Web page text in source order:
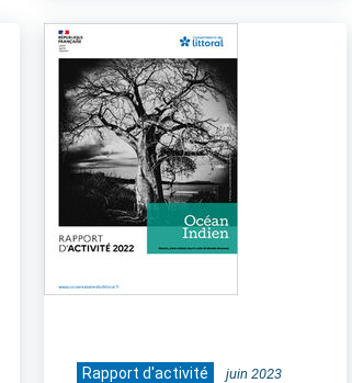
Rapport d'activité juin 2023